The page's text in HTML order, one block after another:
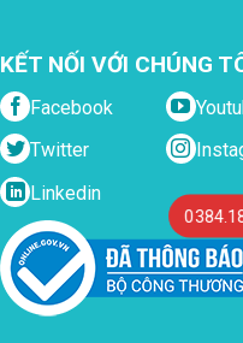
KẾT NỐI VỚI CHÚNG
Facebook
Twitter
Linkedin